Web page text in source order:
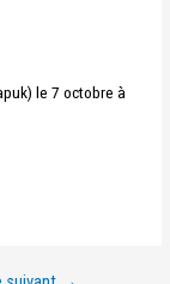
le 7 octobre à